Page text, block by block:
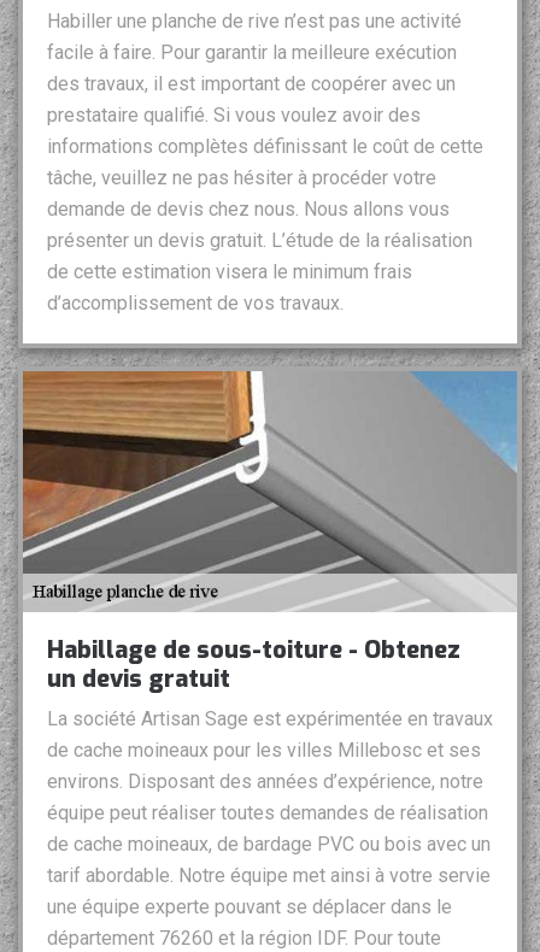
Habiller une planche de rive n’est pas une activité
facile à faire. Pour garantir la meilleure exécution
des travaux, il est important de coopérer avec un
prestataire qualifié. Si vous voulez avoir des
informations complètes définissant le coût de cette
tâche, veuillez ne pas hésiter à procéder votre
demande de devis chez nous. Nous allons vous
présenter un devis gratuit. L’étude de la réalisation
de cette estimation visera le minimum frais
d’accomplissement de vos travaux.
Habillage de sous-toiture - Obtenez
un devis gratuit
La société Artisan Sage est expérimentée en travaux
de cache moineaux pour les villes Millebosc et ses
environs. Disposant des années d’expérience, notre
équipe peut réaliser toutes demandes de réalisation
de cache moineaux, de bardage PVC ou bois avec un
tarif abordable. Notre équipe met ainsi à votre servie
une équipe experte pouvant se déplacer dans le
département 76260 et la région IDF. Pour toute